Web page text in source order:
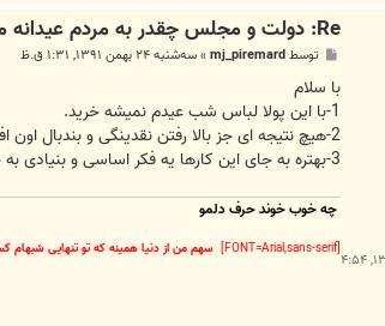
دوشنبه ۷ اسفند ۱۳۸۵, ۴:۵۴
Re: دولت و مجلس چقدر به مردم عیدانه می دهند؟
ت
توسطmj_piremard
»سه‌شنبه ۲۴ بهمن ۱۳۹۱, ۱:۳۱ ق.ظ
با سلام
1-با این پولا لباس شب عیدم نمیشه خرید.
2-هیچ نتیجه ای جز بالا رفتن نقدینگی و بندبال اون افزایش تورم نداره.
3-بهتره به جای این کارها یه فکر اساسی و بنیادی به حال اتصاد کشور بکن که داره نابود میشه.
چه خوب خوند حرف دلمو
[FONT=Arial,sans-serif] سهم من از دنیا همینه که تو تنهایی شبهام